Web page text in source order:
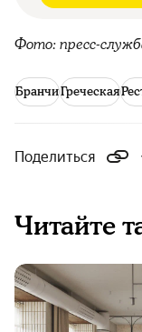
Фото: пресс-
БранчиГреческая
Поделиться
Читайте